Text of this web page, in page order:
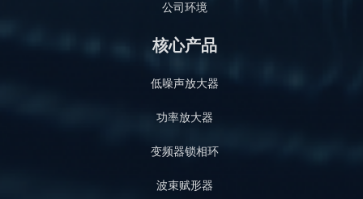
公司环境
核心产品
低噪声放大器
功率放大器
变频器锁相环
波束赋形器